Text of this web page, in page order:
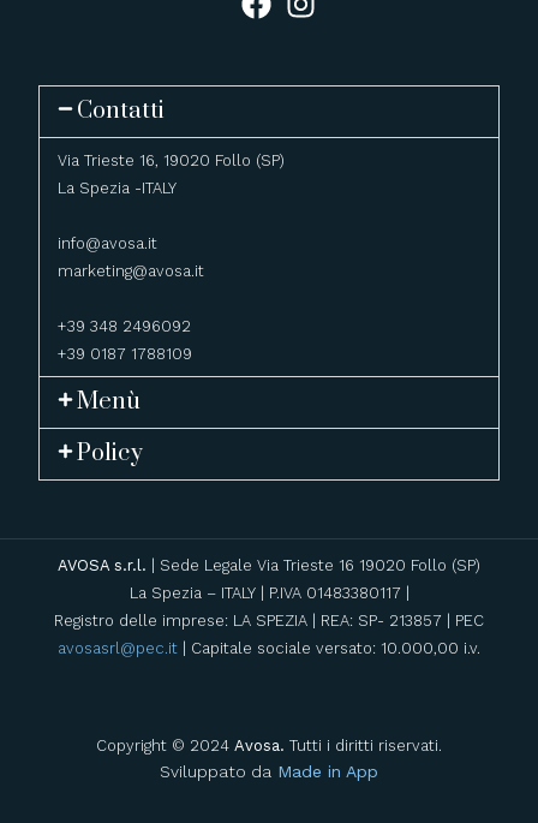
Contatti
Via Trieste 16, 19020 Follo (SP)
La Spezia -ITALY
info@avosa.it
marketing@avosa.it
+39 348 2496092
+39 0187 1788109
Menù
Policy
AVOSA s.r.l.
| Sede Legale Via Trieste 16 19020 Follo (SP)
La Spezia – ITALY | P.IVA 01483380117 |
Registro delle imprese: LA SPEZIA | REA: SP- 213857 | PEC
avosasrl@pec.it | Capitale sociale versato: 10.000,00 i.v.
Copyright © 2024 Avosa. Tutti i diritti riservati.
Sviluppato da Made in App